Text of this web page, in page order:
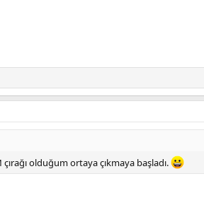
olduğum ortaya çıkmaya başladı.